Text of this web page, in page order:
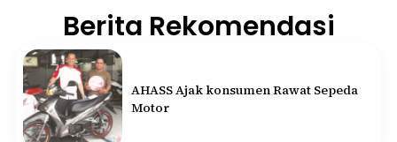
Berita Rekomendasi
AHASS Ajak konsumen Rawat Sepeda
Motor